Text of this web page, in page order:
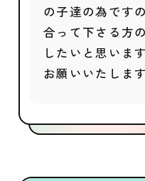
の子達の為です
合って下さる方
したいと思いま
お願いいたします